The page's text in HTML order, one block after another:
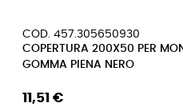
COD. 457.305650930
COPERTURA 200X50 PER
GOMMA PIENA NERO
11,51 €